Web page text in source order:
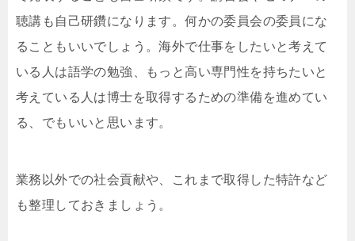
聴講も自己研鑽になります。何かの委員会の委員にな
ることもいいでしょう。海外で仕事をしたいと考えて
いる人は語学の勉強、もっと高い専門性を持ちたいと
考えている人は博士を取得するための準備を進めてい
る、でもいいと思います。
業務以外での社会貢献や、これまで取得した特許など
も整理しておきましょう。